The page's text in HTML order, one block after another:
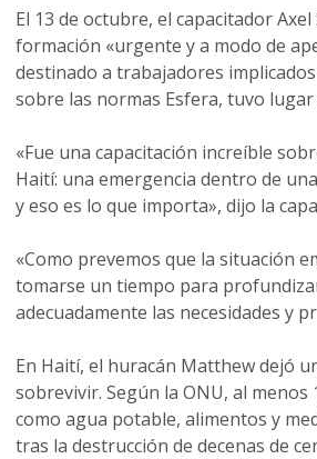
El 13 de octubre, el capacitador
formación «urgente y a modo de
destinado a trabajadores
sobre las normas Esfera, tuvo lugar
«Fue una capacitación increíble
Haití: una emergencia dentro de
y eso es lo que importa», dijo la
«Como prevemos que la situación
tomarse un tiempo para
adecuadamente las necesidades y
En Haití, el huracán Matthew dejó
sobrevivir. Según la ONU, al
como agua potable, alimentos y
tras la destrucción de decenas de